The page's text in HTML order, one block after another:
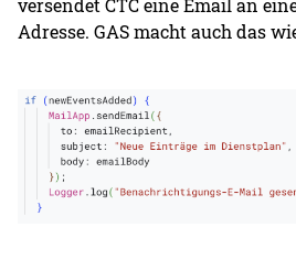
versendet CTC eine Email an
Adresse. GAS macht auch das